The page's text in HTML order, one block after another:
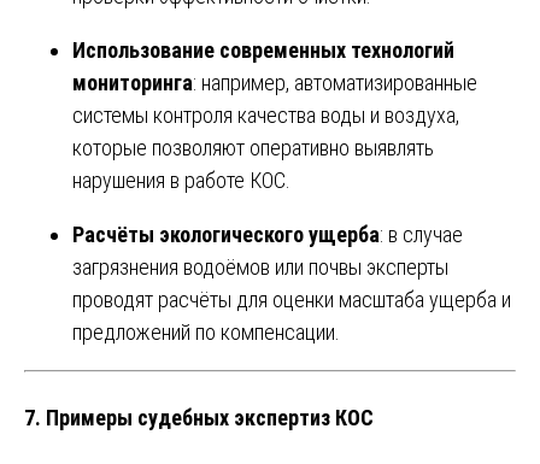
Использование современных технологий
мониторинга: например, автоматизированные
системы контроля качества воды и воздуха,
которые позволяют оперативно выявлять
нарушения в работе КОС.
Расчёты экологического ущерба: в случае
загрязнения водоёмов или почвы эксперты
проводят расчёты для оценки масштаба ущерба и
предложений по компенсации.
7. Примеры судебных экспертиз КОС